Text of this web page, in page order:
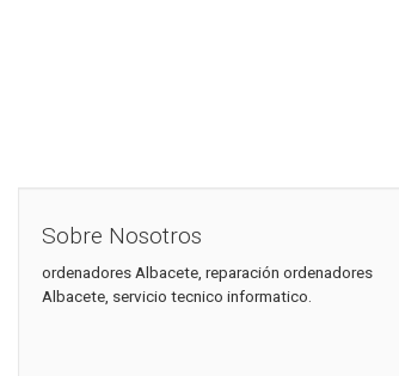
Sobre Nosotros
ordenadores Albacete, reparación ordenadores
Albacete, servicio tecnico informatico.